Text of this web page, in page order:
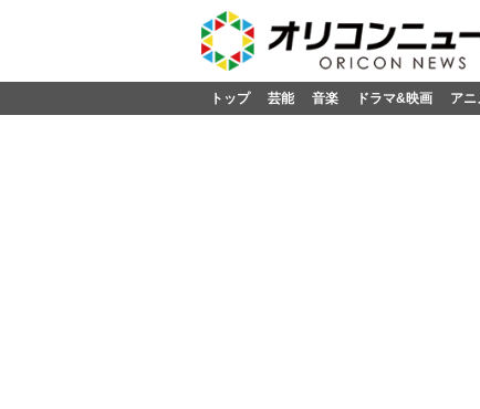
トップ 芸能 音楽 ドラマ&映画 ア